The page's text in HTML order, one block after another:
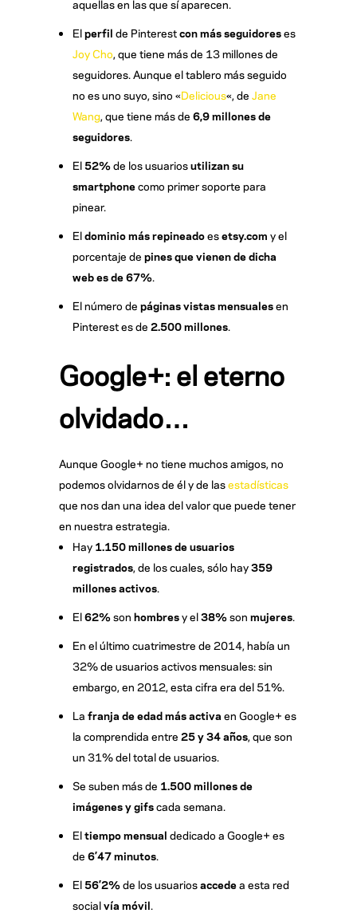
aquellas en las que sí aparecen.
Elperfil de Pinterestcon más seguidoreses
Joy Cho, que tiene más de 13 millones de
seguidores. Aunque el tablero más seguido
no es uno suyo, sino «Delicious«, de Jane
Wang, que tiene más de 6,9 millones de
seguidores.
El52%de los usuariosutilizan su
smartphonecomo primer soporte para
pinear.
Eldominio más repineadoesetsy.com y el
porcentaje de pines que vienen de dicha
web es de 67%.
El número de páginas vistas mensualesen
Pinterest es de 2.500 millones.
Google+: el eterno
olvidado…
Aunque Google+ no tiene muchos amigos, no
podemos olvidarnos de él y de lasestadísticas
que nos dan una idea del valor que puede tener
en nuestra estrategia.
Hay 1.150 millones de usuarios
registrados, de los cuales, sólo hay359
millones activos.
El62%son hombresy el38%son mujeres.
En el último cuatrimestre de 2014, había un
32% de usuarios activos mensuales: sin
embargo, en 2012, esta cifra era del 51%.
La franja de edad más activa en Google+ es
la comprendida entre 25 y 34 años, que son
un 31% del total de usuarios.
Se suben más de 1.500 millones de
imágenes y gifscada semana.
Eltiempo mensual dedicado a Google+ es
de 6’47 minutos.
El56’2%de los usuariosaccedea esta red
socialvía móvil.